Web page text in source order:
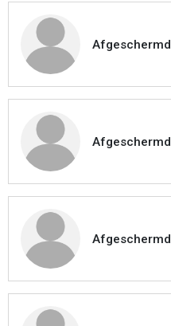
Afgeschermd
Afgeschermd
Afgeschermd